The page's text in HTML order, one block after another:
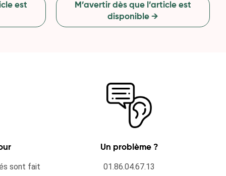
est
M’avertir dès que l’article est
disponible →
sont fait
Un problème ?
01.86.04.67.13